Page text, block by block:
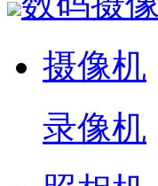
摄像机
录像机